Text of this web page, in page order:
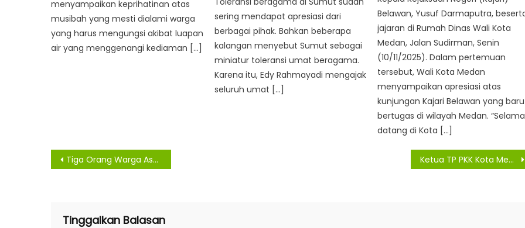
menyampaikan keprihatinan atas
musibah yang mesti dialami warga
yang harus mengungsi akibat luapan
air yang menggenangi kediaman […]
sering mendapat apresiasi dari
berbagai pihak. Bahkan beberapa
kalangan menyebut Sumut sebagai
miniatur toleransi umat beragama.
Karena itu, Edy Rahmayadi mengajak
seluruh umat […]
Belawan, Yusuf Darmaputra,
jajaran di Rumah Dinas Wali Kota
Medan, Jalan Sudirman, Senin
(10/11/2025). Dalam pertemuan
tersebut, Wali Kota Medan
menyampaikan apresiasi atas
kunjungan Kajari Belawan yang baru
bertugas di wilayah Medan.
datang di Kota […]
Navigasi
Tiga Orang Warga Asahan Sembuh Dari Covid-19 Ketua TP PKK Kota Medan Kunjungan Kerja ke Kecamatan Medan Baru
Tinggalkan Balasan